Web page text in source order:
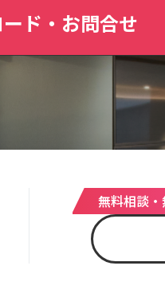
ド・お問合せ
無料相談